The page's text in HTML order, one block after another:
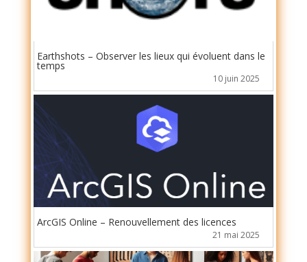
Earthshots – Observer les lieux qui évoluent dans le
temps
10 juin 2025
ArcGIS Online – Renouvellement des licences
21 mai 2025